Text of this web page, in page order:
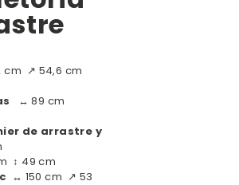
cm ↗ 54,6 cm
↔ 89 cm
de arrastre y
↕ 49 cm
↔ 150 cm ↗ 53